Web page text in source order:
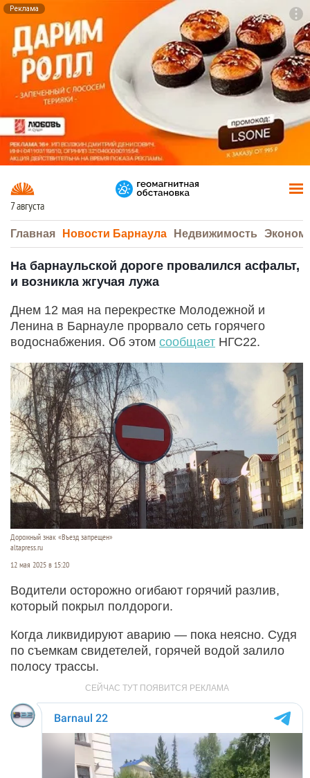
Реклама
7 августа
Главная Новости Барнаула Недвижимость
На барнаульской дороге провалился асфальт,
и возникла жгучая лужа
Днем 12 мая на перекрестке Молодежной и
Ленина в Барнауле прорвало сеть горячего
водоснабжения. Об этом сообщает НГС22.
Дорожный знак «Въезд запрещен»
altapress.ru
12 мая 2025 в 15:20
Водители осторожно огибают горячий разлив,
который покрыл полдороги.
Когда ликвидируют аварию — пока неясно. Судя
по съемкам свидетелей, горячей водой залило
полосу трассы.